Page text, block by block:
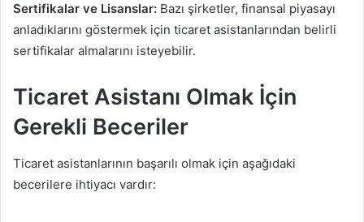
Sertifikalar ve Lisanslar: Bazı şirketler, finansal piyasayı
anladıklarını göstermek için ticaret asistanlarından belirli
sertifikalar almalarını isteyebilir.
Ticaret Asistanı Olmak İçin
Gerekli Beceriler
Ticaret asistanlarının başarılı olmak için aşağıdaki
becerilere ihtiyacı vardır: